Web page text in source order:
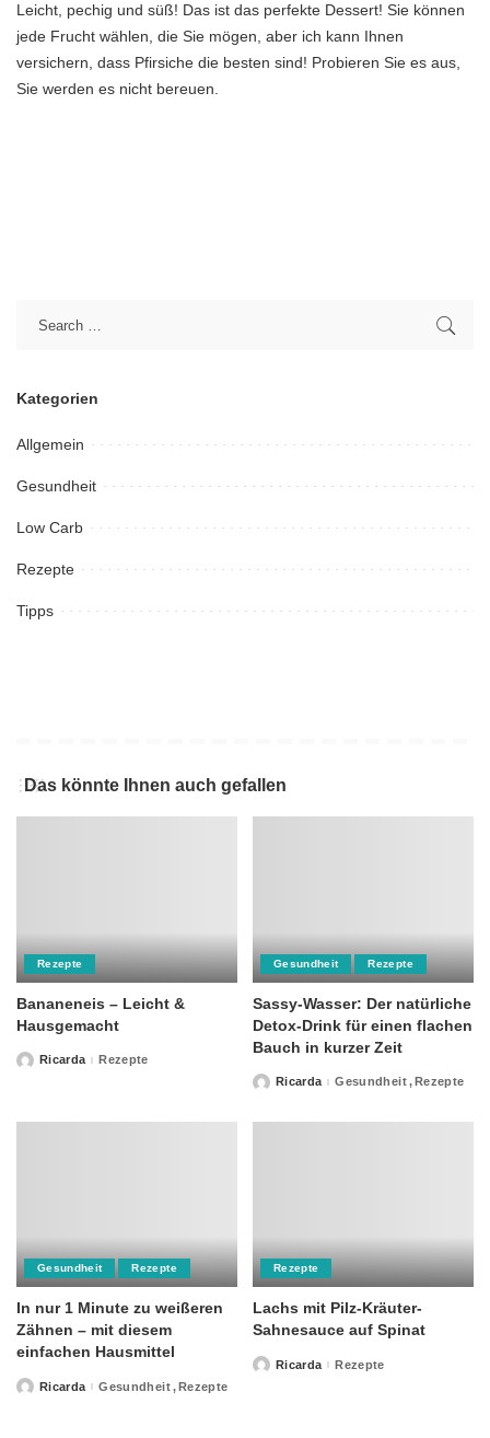
Leicht, pechig und süß! Das ist das perfekte Dessert! Sie können
jede Frucht wählen, die Sie mögen, aber ich kann Ihnen
versichern, dass Pfirsiche die besten sind! Probieren Sie es aus,
Sie werden es nicht bereuen.
Kategorien
Allgemein
Gesundheit
Low Carb
Rezepte
Tipps
Das könnte Ihnen auch gefallen
Rezepte
Bananeneis – Leicht &
Hausgemacht
PostedRicarda Rezepte
Gesundheit Rezepte
Sassy-Wasser: Der natürliche
Detox-Drink für einen flachen
Bauch in kurzer Zeit
PostedRicarda Gesundheit Rezepte
Gesundheit Rezepte
In nur 1 Minute zu weißeren
Zähnen – mit diesem
einfachen Hausmittel
PostedRicarda Gesundheit Rezepte
Rezepte
Lachs mit Pilz-Kräuter-
Sahnesauce auf Spinat
PostedRicarda Rezepte